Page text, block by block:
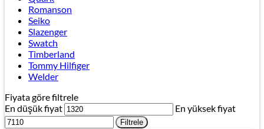
Romanson
Seiko
Slazenger
Swatch
Timberland
Tommy Hilfiger
Welder
Fiyata göre filtrele
En düşük fiyat
En yüksek fiyat
Filtrele